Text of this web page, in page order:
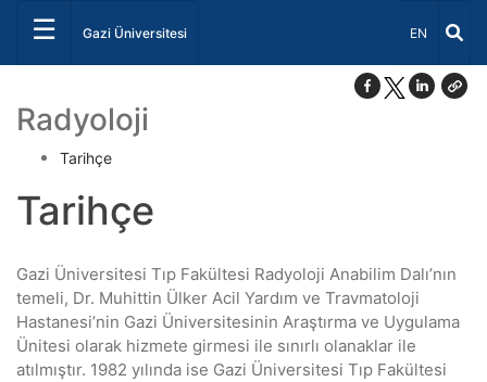
☰ Gazi Üniversitesi Dil Seçiniz
EN
Radyoloji
Tarihçe
Tarihçe
Gazi Üniversitesi Tıp Fakültesi Radyoloji Anabilim Dalı’nın
temeli, Dr. Muhittin Ülker Acil Yardım ve Travmatoloji
Hastanesi’nin Gazi Üniversitesinin Araştırma ve Uygulama
Ünitesi olarak hizmete girmesi ile sınırlı olanaklar ile
atılmıştır. 1982 yılında ise Gazi Üniversitesi Tıp Fakültesi